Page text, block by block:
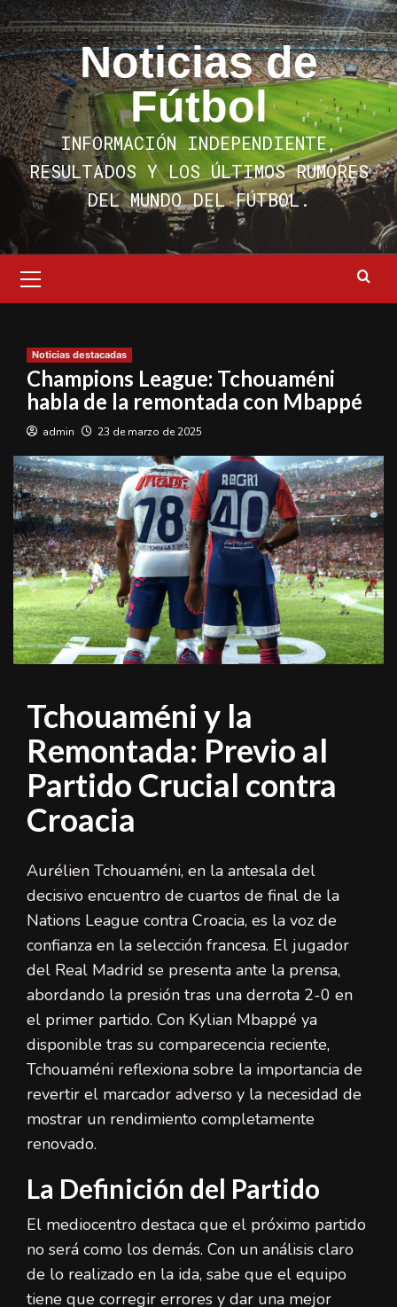
Saltar
al
contenido
Noticias de
Fútbol
INFORMACIÓN INDEPENDIENTE,
RESULTADOS Y LOS ÚLTIMOS RUMORES
DEL MUNDO DEL FÚTBOL.
primario
Noticias destacadas
Champions League: Tchouaméni
habla de la remontada con Mbappé
admin 23 de marzo de 2025
Tchouaméni y la
Remontada: Previo al
Partido Crucial contra
Croacia
Aurélien Tchouaméni, en la antesala del
decisivo encuentro de cuartos de final de la
Nations League contra Croacia, es la voz de
confianza en la selección francesa. El jugador
del Real Madrid se presenta ante la prensa,
abordando la presión tras una derrota 2-0 en
el primer partido. Con Kylian Mbappé ya
disponible tras su comparecencia reciente,
Tchouaméni reflexiona sobre la importancia de
revertir el marcador adverso y la necesidad de
mostrar un rendimiento completamente
renovado.
La Definición del Partido
El mediocentro destaca que el próximo partido
no será como los demás. Con un análisis claro
de lo realizado en la ida, sabe que el equipo
tiene que corregir errores y dar una mejor